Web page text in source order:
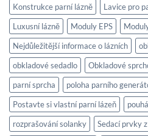
Konstrukce parní lázně
Lavice pro
Luxusní lázně
Moduly EPS
Nejdůležitější informace o lázních
obkladové sedadlo
Obkladové
parní sprcha
poloha parního
Postavte si vlastní parní lázeň
rozprašování solanky
Sedací prvky z